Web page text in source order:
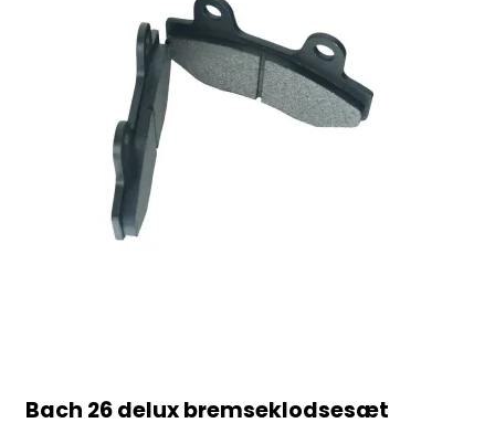
Bach 26 delux bremseklodsesæt